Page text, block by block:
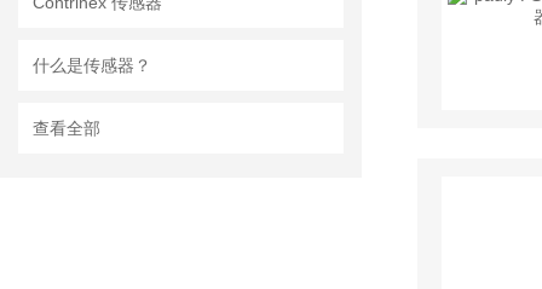
什么是传感器？
查看全部